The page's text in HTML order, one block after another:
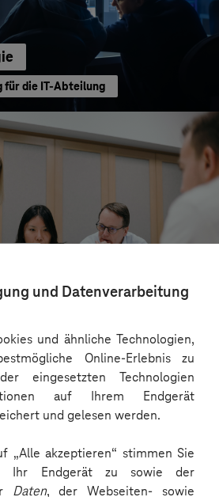
und Datenverarbeitung
und ähnliche Technologien,
Online-Erlebnis zu
eingesetzten Technologien
auf Ihrem Endgerät
und gelesen werden.
„Alle akzeptieren“ stimmen Sie
Ihr Endgerät zu sowie der
Daten, der Webseiten- sowie
für die IT-Abteilung
für alle
Mehr laden